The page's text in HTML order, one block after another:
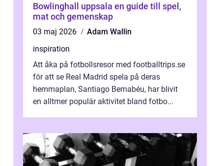
Bowlinghall uppsala en guide till spel,
mat och gemenskap
03 maj 2026
Adam Wallin
inspiration
Att åka på fotbollsresor med footballtrips.se
för att se Real Madrid spela på deras
hemmaplan, Santiago Bernabéu, har blivit
en alltmer populär aktivitet bland fotbo...